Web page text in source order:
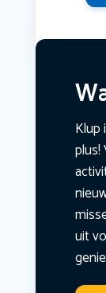
Klup
plus!
uit